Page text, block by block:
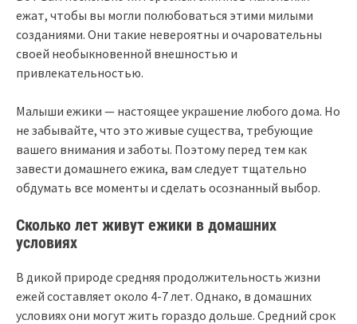
ежат, чтобы вы могли полюбоваться этими милыми
созданиями. Они такие невероятны и очаровательны
своей необыкновенной внешностью и
привлекательностью.
Малыши ежики — настоящее украшение любого дома. Но
не забывайте, что это живые существа, требующие
вашего внимания и заботы. Поэтому перед тем как
завести домашнего ежика, вам следует тщательно
обдумать все моменты и сделать осознанный выбор.
Сколько лет живут ежики в домашних
условиях
В дикой природе средняя продолжительность жизни
ежей составляет около 4-7 лет. Однако, в домашних
условиях они могут жить гораздо дольше. Средний срок